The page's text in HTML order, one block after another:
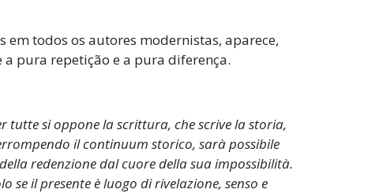
em todos os autores modernistas, aparece,
a pura repetição e a pura diferença.
tutte si oppone la scrittura, che scrive la storia,
il continuum storico, sarà possibile
redenzione dal cuore della sua impossibilità.
se il presente è luogo di rivelazione, senso e